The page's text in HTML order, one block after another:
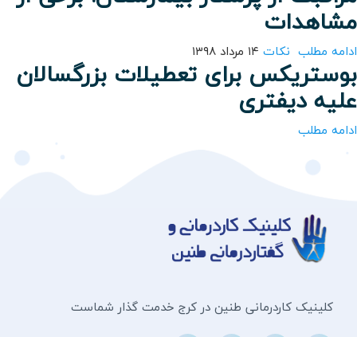
مشاهدات
ادامه مطلب نکات
بوستریکس برای تعطیلات بزرگسالان
علیه دیفتری
ادامه مطلب
کلینیک کاردرمانی طنین در کرج خدمت گذار شماست